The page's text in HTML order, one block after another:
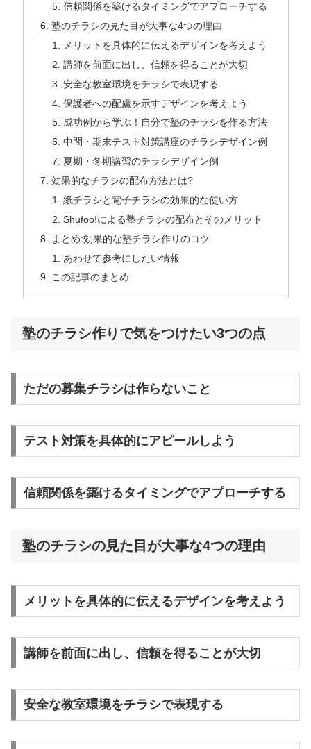
信頼関係を築けるタイミングでアプローチする
塾のチラシの見た目が大事な4つの理由
メリットを具体的に伝えるデザインを考えよう
講師を前面に出し、信頼を得ることが大切
安全な教室環境をチラシで表現する
保護者への配慮を示すデザインを考えよう
成功例から学ぶ！自分で塾のチラシを作る方法
中間・期末テスト対策講座のチラシデザイン例
夏期・冬期講習のチラシデザイン例
効果的なチラシの配布方法とは?
紙チラシと電子チラシの効果的な使い方
Shufoo!による塾チラシの配布とそのメリット
まとめ:効果的な塾チラシ作りのコツ
あわせて参考にしたい情報
この記事のまとめ
塾のチラシ作りで気をつけたい3つの点
ただの募集チラシは作らないこと
テスト対策を具体的にアピールしよう
信頼関係を築けるタイミングでアプローチする
塾のチラシの見た目が大事な4つの理由
メリットを具体的に伝えるデザインを考えよう
講師を前面に出し、信頼を得ることが大切
安全な教室環境をチラシで表現する